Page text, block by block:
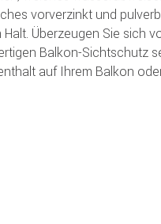
vorverzinkt und
Überzeugen Sie sich
Balkon-Sichtschutz
auf Ihrem Balkon